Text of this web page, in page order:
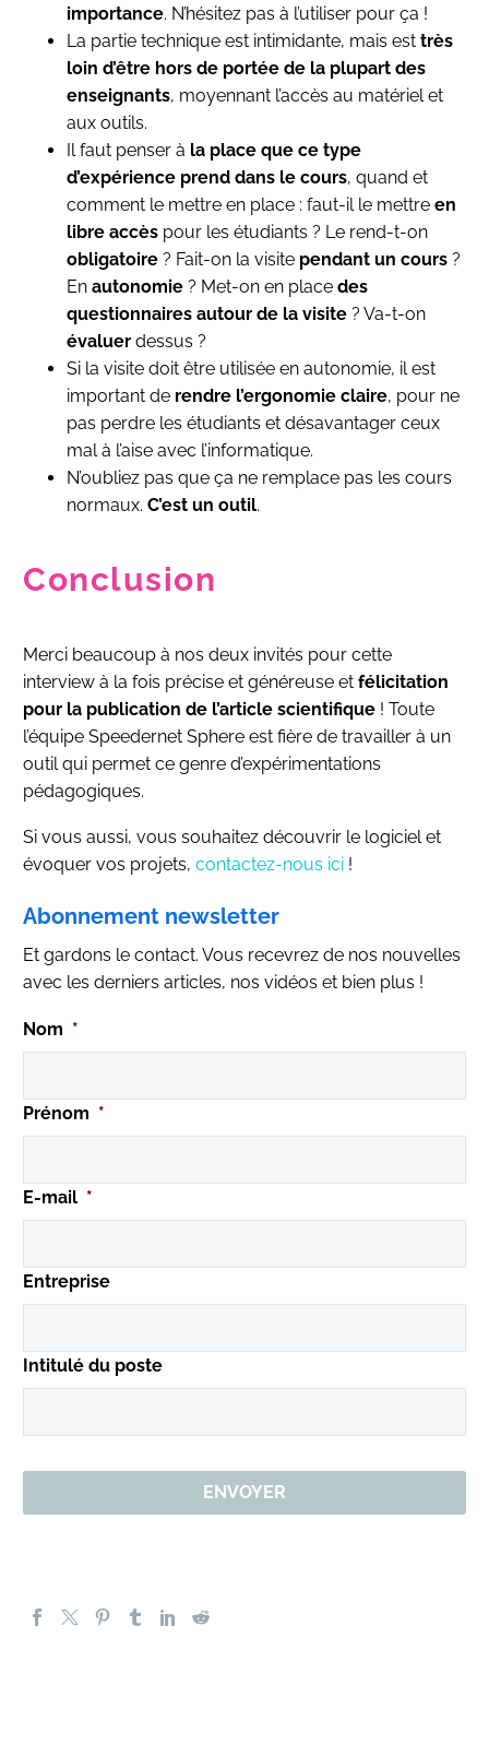
importance. N’hésitez pas à l’utiliser pour ça !
La partie technique est intimidante, mais est très
loin d’être hors de portée de la plupart des
enseignants, moyennant l’accès au matériel et
aux outils.
Il faut penser à la place que ce type
d’expérience prend dans le cours, quand et
comment le mettre en place : faut-il le mettre en
libre accès pour les étudiants ? Le rend-t-on
obligatoire ? Fait-on la visite pendant un cours ?
En autonomie ? Met-on en place des
questionnaires autour de la visite ? Va-t-on
évaluer dessus ?
Si la visite doit être utilisée en autonomie, il est
important de rendre l’ergonomie claire, pour ne
pas perdre les étudiants et désavantager ceux
mal à l’aise avec l’informatique.
N’oubliez pas que ça ne remplace pas les cours
normaux. C’est un outil.
Conclusion
Merci beaucoup à nos deux invités pour cette
interview à la fois précise et généreuse et félicitation
pour la publication de l’article scientifique ! Toute
l’équipe Speedernet Sphere est fière de travailler à un
outil qui permet ce genre d’expérimentations
pédagogiques.
Si vous aussi, vous souhaitez découvrir le logiciel et
évoquer vos projets, contactez-nous ici !
Abonnement newsletter
Et gardons le contact. Vous recevrez de nos nouvelles
avec les derniers articles, nos vidéos et bien plus !
Nom *
Prénom *
E-mail *
Entreprise
Intitulé du poste